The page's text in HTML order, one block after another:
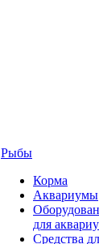
Рыбы
Корма
Аквариумы
для
Средства